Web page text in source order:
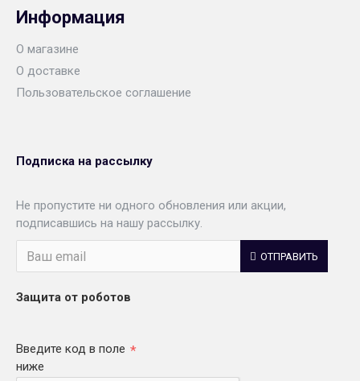
Информация
О магазине
О доставке
Пользовательское соглашение
Подписка на рассылку
Не пропустите ни одного обновления или акции,
подписавшись на нашу рассылку.
ОТПРАВИТЬ
Защита от роботов
Введите код в поле
ниже